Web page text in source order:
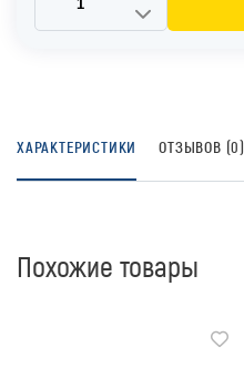
ХАРАКТЕРИСТИКИ ОТЗЫВОВ (0)
Похожие товары